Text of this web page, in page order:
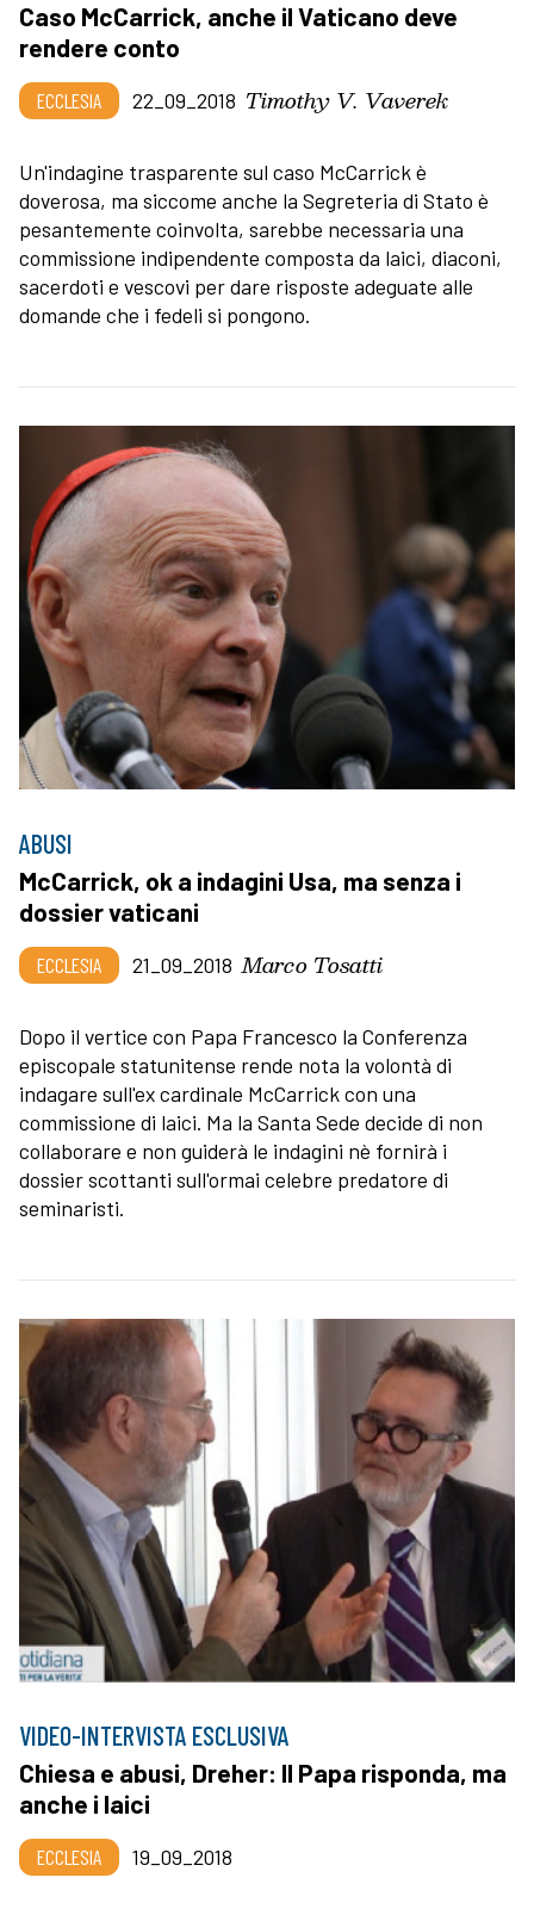
Caso McCarrick, anche il Vaticano deve
rendere conto
ECCLESIA 22_09_2018 Timothy V. Vaverek
Un'indagine trasparente sul caso McCarrick è
doverosa, ma siccome anche la Segreteria di Stato è
pesantemente coinvolta, sarebbe necessaria una
commissione indipendente composta da laici, diaconi,
sacerdoti e vescovi per dare risposte adeguate alle
domande che i fedeli si pongono.
ABUSI
McCarrick, ok a indagini Usa, ma senza i
dossier vaticani
ECCLESIA 21_09_2018 Marco Tosatti
Dopo il vertice con Papa Francesco la Conferenza
episcopale statunitense rende nota la volontà di
indagare sull'ex cardinale McCarrick con una
commissione di laici. Ma la Santa Sede decide di non
collaborare e non guiderà le indagini nè fornirà i
dossier scottanti sull'ormai celebre predatore di
seminaristi.
VIDEO-INTERVISTA ESCLUSIVA
Chiesa e abusi, Dreher: Il Papa risponda, ma
anche i laici
ECCLESIA 19_09_2018